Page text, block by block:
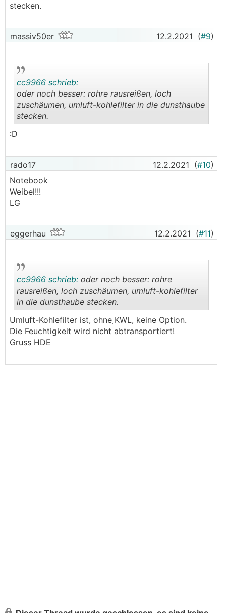
stecken.
massiv50er 12.2.2021 (#9)
..
cc9966 schrieb:
oder noch besser: rohre rausreißen, loch
zuschäumen, umluft-kohlefilter in die dunsthaube
stecken.
:D
rado17 12.2.2021 (#10)
Notebook
Weibel!!!
LG
eggerhau 12.2.2021 (#11)
..
cc9966 schrieb: oder noch besser: rohre
rausreißen, loch zuschäumen, umluft-kohlefilter
in die dunsthaube stecken.
Umluft-Kohlefilter ist, ohne KWL, keine Option.
Die Feuchtigkeit wird nicht abtransportiert!
Gruss HDE